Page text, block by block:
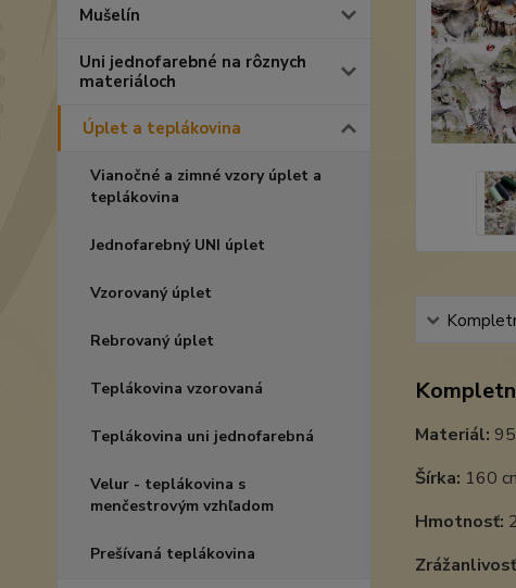
Mušelín
Uni jednofarebné na rôznych
materiáloch
Úplet a teplákovina
Vianočné a zimné vzory úplet a
teplákovina
Jednofarebný UNI úplet
Vzorovaný úplet
Rebrovaný úplet
Teplákovina vzorovaná
Teplákovina uni jednofarebná
Velur - teplákovina s
menčestrovým vzhľadom
Prešívaná teplákovina
Materiál:
Šírka: 160
Hmotnosť: